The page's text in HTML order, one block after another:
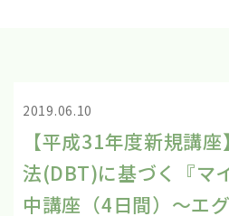
2019.06.10
【平成31年度新規講
法(DBT)に基づく『マ
中講座（4日間）～エ